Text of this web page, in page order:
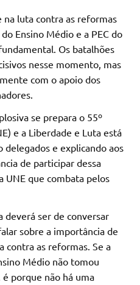
luta contra as reformas
Ensino Médio e a PEC do
Os batalhões
nesse momento, mas
com o apoio dos
se prepara o 55º
e a Liberdade e Luta está
delegados e explicando aos
de participar dessa
UNE que combata pelos
deverá ser de conversar
sobre a importância de
contra as reformas. Se a
Médio não tomou
porque não há uma